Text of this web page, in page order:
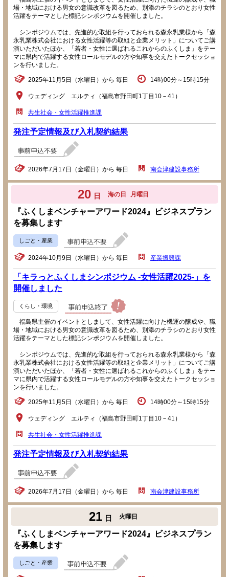
場・地域における男女の意識改革を図るため、別添のチラシのとおり女性
活躍をテーマとした標記シンポジウムを開催しました。
シンポジウムでは、先進的な取組を行っておられる森永乳業様から「森
永乳業株式会社における女性活躍等の取組と企業メリット」についてご講
演いただいたほか、「若者・女性に選ばれるこれからのふくしま」をテー
マに県内で活躍する女性ロールモデルの方や知事を交えたトークセッショ
ンを行いました。
2025年11月5日（水曜日）から 毎日 14時00分～15時15分
ウェディング エルティ（福島市野田町1丁目10－41）
共生社会・女性活躍推進課
発注予定情報及び入札契約結果
2026年7月17日（金曜日）から 毎日 南会津建設事務所
20 日 海の日 月曜日
『ふくしまベンチャーアワード2024』ビジネスプラン
を募集します
しごと・産業
2024年10月9日（水曜日）から 毎日 産業振興課
「キラっとふくしまシンポジウム -女性活躍2025-」を
開催しました
くらし・環境
福島県主催のイベントとしまして、女性活躍に向けた機運の醸成や、職
場・地域における男女の意識改革を図るため、別添のチラシのとおり女性
活躍をテーマとした標記シンポジウムを開催しました。
シンポジウムでは、先進的な取組を行っておられる森永乳業様から「森
永乳業株式会社における女性活躍等の取組と企業メリット」についてご講
演いただいたほか、「若者・女性に選ばれるこれからのふくしま」をテー
マに県内で活躍する女性ロールモデルの方や知事を交えたトークセッショ
ンを行いました。
2025年11月5日（水曜日）から 毎日 14時00分～15時15分
ウェディング エルティ（福島市野田町1丁目10－41）
共生社会・女性活躍推進課
発注予定情報及び入札契約結果
2026年7月17日（金曜日）から 毎日 南会津建設事務所
21 日 火曜日
『ふくしまベンチャーアワード2024』ビジネスプラン
を募集します
しごと・産業